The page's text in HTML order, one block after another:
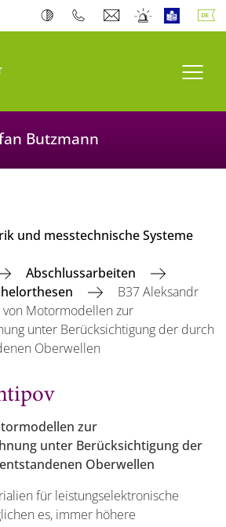
Butzmann
und messtechnische Systeme
Abschlussarbeiten
B37 Aleksandr
Motormodellen zur
unter Berücksichtigung der durch
Oberwellen
zur
unter Berücksichtigung der
Oberwellen
für leistungselektronische
es, immer höhere